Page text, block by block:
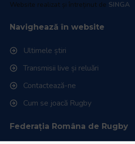
Website realizat și întreținut de
Navighează în website
Ultimele știri
Transmisii live și reluări
Contactează-ne
Cum se joacă Rugby